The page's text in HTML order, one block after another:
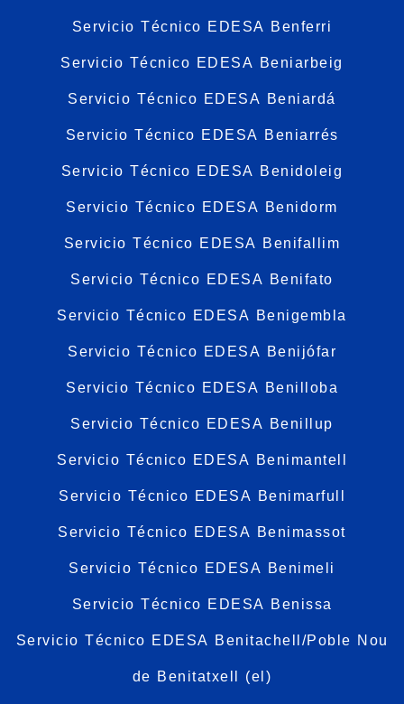
Servicio Técnico EDESA Benferri
Servicio Técnico EDESA Beniarbeig
Servicio Técnico EDESA Beniardá
Servicio Técnico EDESA Beniarrés
Servicio Técnico EDESA Benidoleig
Servicio Técnico EDESA Benidorm
Servicio Técnico EDESA Benifallim
Servicio Técnico EDESA Benifato
Servicio Técnico EDESA Benigembla
Servicio Técnico EDESA Benijófar
Servicio Técnico EDESA Benilloba
Servicio Técnico EDESA Benillup
Servicio Técnico EDESA Benimantell
Servicio Técnico EDESA Benimarfull
Servicio Técnico EDESA Benimassot
Servicio Técnico EDESA Benimeli
Servicio Técnico EDESA Benissa
Servicio Técnico EDESA Benitachell/Poble Nou
de Benitatxell (el)